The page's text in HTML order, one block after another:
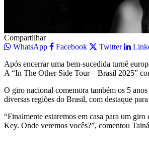
Compartilhar
WhatsApp
Facebook Twitter
Após encerrar uma bem-sucedida turnê
A “In The Other Side Tour – Brasil 2025”
O giro nacional comemora também os 5
diversas regiões do Brasil, com destaque
“Finalmente estaremos em casa para um
Key. Onde veremos vocês?”, comentou